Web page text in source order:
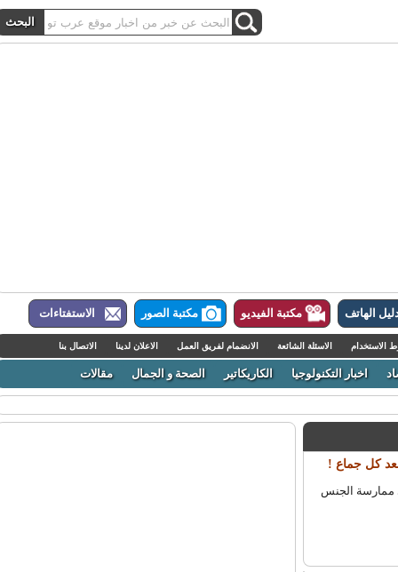
الهاتف مكتبة الفيديو مكتبة الصور الاستفتاءات
الاسئلة الشائعة الانضمام لفريق العمل الاعلان لدينا الاتصال بنا
اخبار التكنولوجيا الكاريكاتير الصحة و الجمال مقالات
كل جماع !
ممارسة الجنس